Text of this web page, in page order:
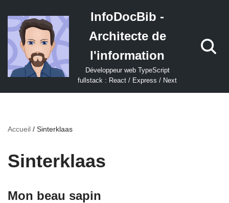
Aller
au
contenu
InfoDocBib -
Architecte de
l'information
Développeur web TypeScript
fullstack : React / Express / Next
Accueil / Sinterklaas
Sinterklaas
Mon beau sapin